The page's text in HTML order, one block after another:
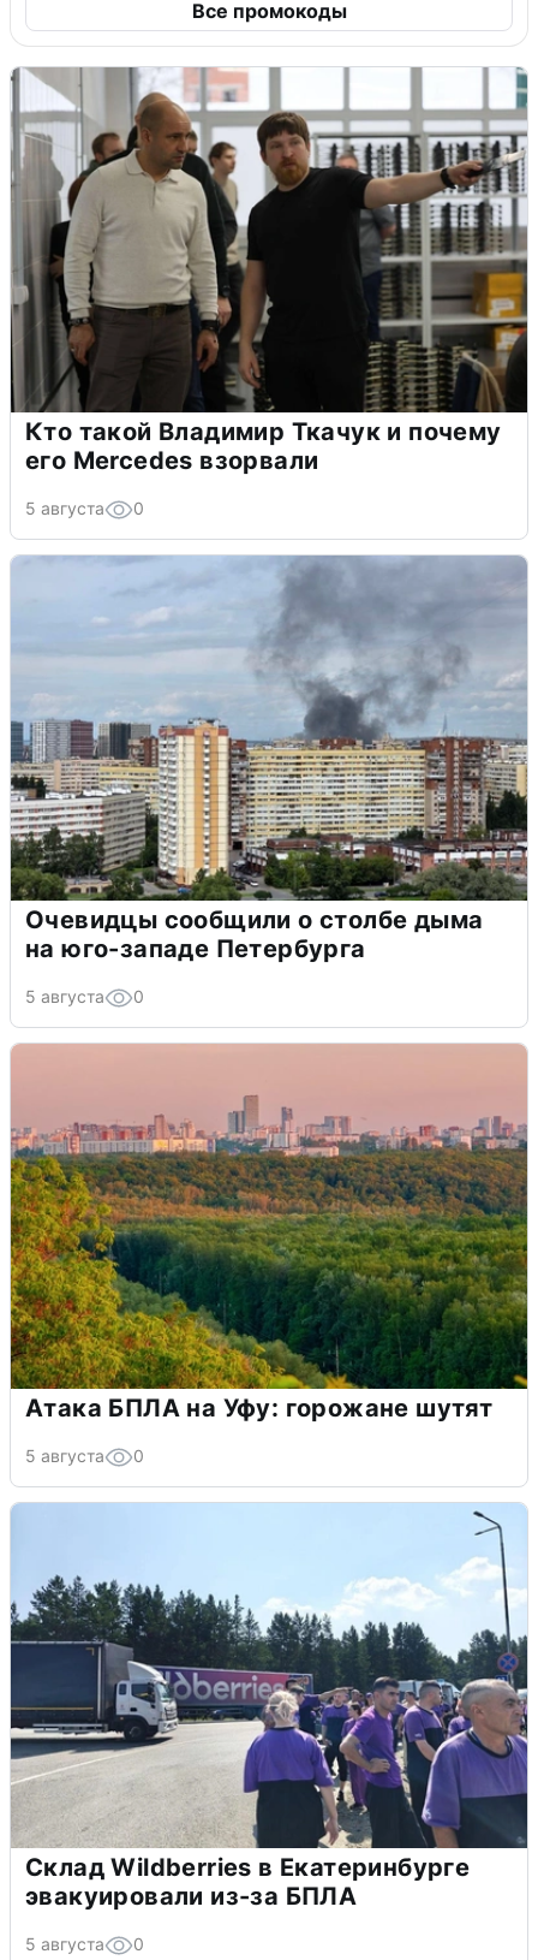
Все промокоды
Кто такой Владимир Ткачук и почему
его Mercedes взорвали
5 августа 0
Очевидцы сообщили о столбе дыма
на юго-западе Петербурга
5 августа 0
Атака БПЛА на Уфу: горожане шутят
5 августа 0
Склад Wildberries в Екатеринбурге
эвакуировали из-за БПЛА
5 августа 0